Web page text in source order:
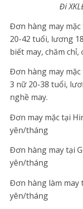
Đi
Đơn hàng may
20-42 tuổi, lương
biết may, chăm chỉ,
Đơn hàng may
3 nữ 20-38 tuổi,
nghề may.
Đơn may mặc tại
yên/tháng
Đơn hàng may tại
yên/tháng
Đơn hàng làm may
yên/tháng